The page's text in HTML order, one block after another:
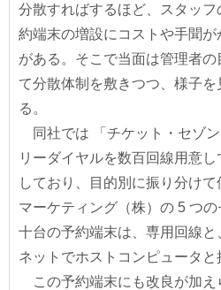
分散すればするほど、スタッ
約端末の増設にコストや手聞が
がある。そこで当面は管理者
て分散体制を敷きつつ、様子
る。
同社では 「チケット・セゾ
リーダイヤルを数百回線用意
しており、目的別に振り分け
マーケティング（株）の 5 つ
十台の予約端末は、専用回線
ネットでホストコンピュータと
この予約端末にも改良が加え